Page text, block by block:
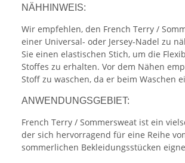
NÄHHINWEIS:
Wir empfehlen, den French Terry /
einer Universal- oder Jersey-Nadel zu
Sie einen elastischen Stich, um die
Stoffes zu erhalten. Vor dem Nähen
Stoff zu waschen, da er beim Waschen
ANWENDUNGSGEBIET:
French Terry / Sommersweat ist ein
der sich hervorragend für eine Reihe
sommerlichen Bekleidungsstücken